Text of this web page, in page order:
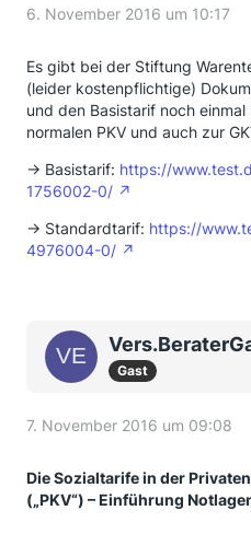
6. November 2016 um 10:17
Es gibt bei der Stiftung
(leider kostenpflichtige)
und den Basistarif noch
normalen PKV und auch zur
-> Basistarif: https://
1756002-0/
-> Standardtarif: https://
4976004-0/
Gast
7. November 2016 um 09:08
Die Sozialtarife in der
(„PKV“) – Einführung